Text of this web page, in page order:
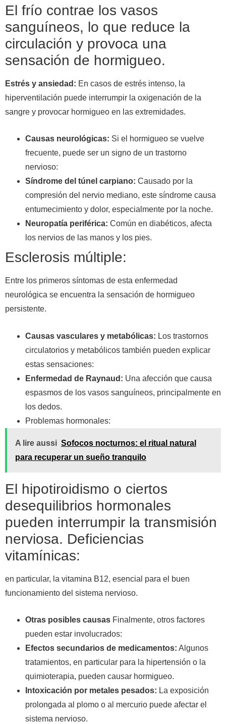
El frío contrae los vasos
sanguíneos, lo que reduce la
circulación y provoca una
sensación de hormigueo.
Estrés y ansiedad: En casos de estrés intenso, la
hiperventilación puede interrumpir la oxigenación de la
sangre y provocar hormigueo en las extremidades.
Causas neurológicas: Si el hormigueo se vuelve
frecuente, puede ser un signo de un trastorno
nervioso:
Síndrome del túnel carpiano: Causado por la
compresión del nervio mediano, este síndrome causa
entumecimiento y dolor, especialmente por la noche.
Neuropatía periférica: Común en diabéticos, afecta
los nervios de las manos y los pies.
Esclerosis múltiple:
Entre los primeros síntomas de esta enfermedad
neurológica se encuentra la sensación de hormigueo
persistente.
Causas vasculares y metabólicas: Los trastornos
circulatorios y metabólicos también pueden explicar
estas sensaciones:
Enfermedad de Raynaud: Una afección que causa
espasmos de los vasos sanguíneos, principalmente en
los dedos.
Problemas hormonales:
A lire aussi Sofocos nocturnos: el ritual natural
para recuperar un sueño tranquilo
El hipotiroidismo o ciertos
desequilibrios hormonales
pueden interrumpir la transmisión
nerviosa. Deficiencias
vitamínicas:
en particular, la vitamina B12, esencial para el buen
funcionamiento del sistema nervioso.
Otras posibles causas Finalmente, otros factores
pueden estar involucrados:
Efectos secundarios de medicamentos: Algunos
tratamientos, en particular para la hipertensión o la
quimioterapia, pueden causar hormigueo.
Intoxicación por metales pesados: La exposición
prolongada al plomo o al mercurio puede afectar el
sistema nervioso.